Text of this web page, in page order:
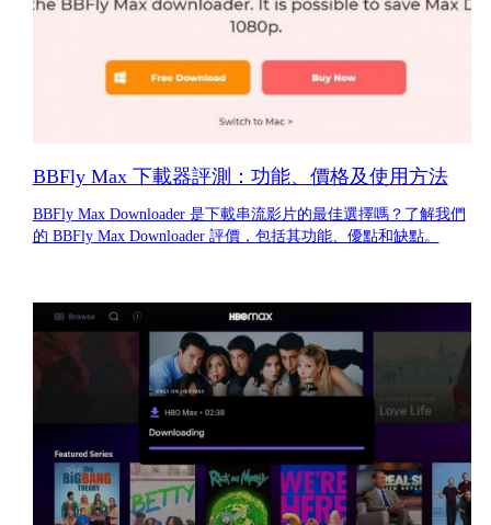
BBFly Max 下載器評測：功能、價格及使用方法
BBFly Max Downloader 是下載串流影片的最佳選擇嗎？了解我們
的 BBFly Max Downloader 評價，包括其功能、優點和缺點。